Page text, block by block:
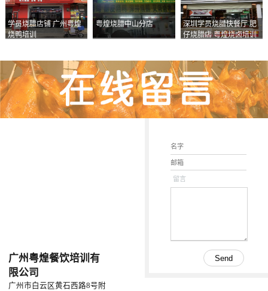
学员烧腊店铺 广州粤煌
烧鸭培训
粤煌烧腊中山分店
深圳学员烧腊快餐厅 肥
仔烧腊店 粤煌烧卤培训
广州粤煌餐饮培训有
限公司
广州市白云区黄石西路8号附
留言